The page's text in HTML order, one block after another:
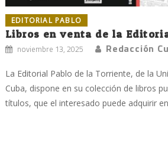
EDITORIAL PABLO
Libros en venta de la
noviembre 13, 2025 Redacción
La Editorial Pablo de la Torriente, de la
Cuba, dispone en su colección de libros
títulos, que el interesado puede adquirir